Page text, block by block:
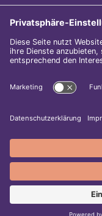
Die Kupferkette
Kupferspirale Frauen
Sie wird wie eine
eingeführt und
Diese